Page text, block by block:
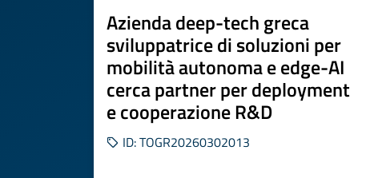
Azienda deep-tech greca
sviluppatrice di soluzioni per
mobilità autonoma e edge-AI
cerca partner per deployment
e cooperazione R&D
ID: TOGR20260302013